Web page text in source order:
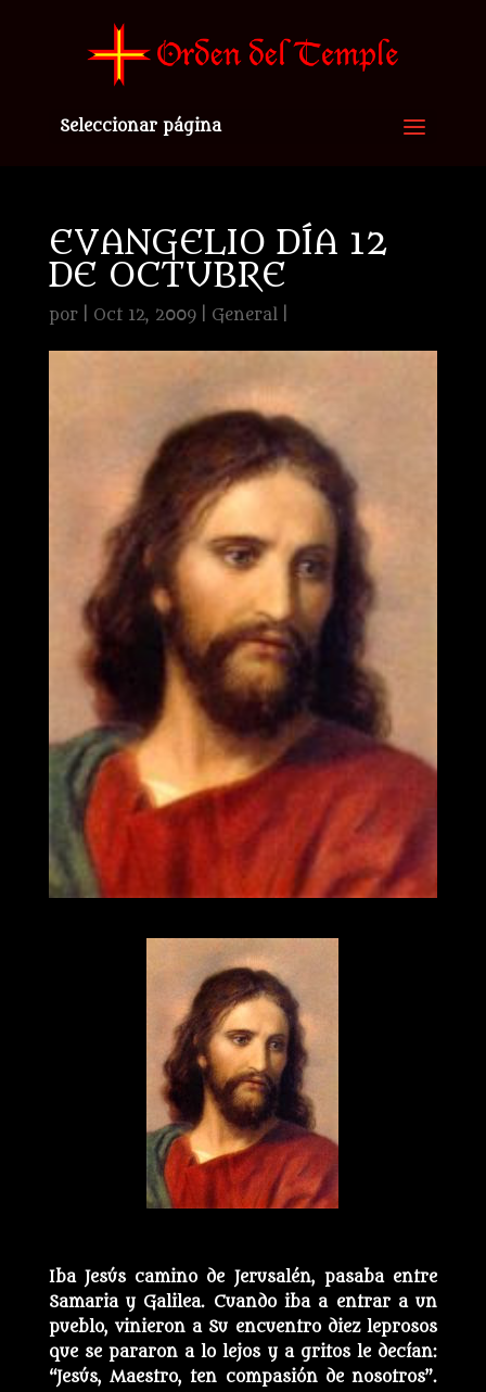
Seleccionar página
EVANGELIO DÍA 12
DE OCTUBRE
por Oct 12, 2009| General|
Iba Jesús camino de Jerusalén, pasaba entre
Samaria y Galilea. Cuando iba a entrar a un
pueblo, vinieron a Su encuentro diez leprosos
que se pararon a lo lejos y a gritos le decían:
“Jesús, Maestro, ten compasión de nosotros”.